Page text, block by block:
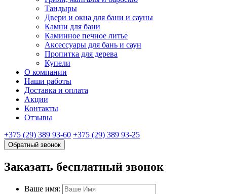
Тандыры
Двери и окна для бани и сауны
Камни для бани
Каминное печное литье
Аксессуары для бань и саун
Пропитка для дерева
Купели
О компании
Наши работы
Доставка и оплата
Акции
Контакты
Отзывы
+375 (29) 389 93-60 +375 (29) 389 93-25
Обратный звонок
Заказать бесплатный звонок
Ваше имя: